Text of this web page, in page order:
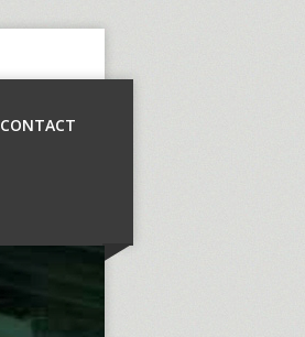
CONTACT